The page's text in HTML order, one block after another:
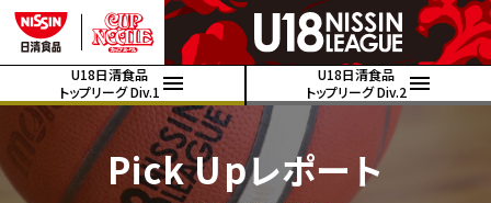
U18日清食品
トップリーグ Div.1
U18日清食品
トップリーグ Div.2
Pick Upレポート